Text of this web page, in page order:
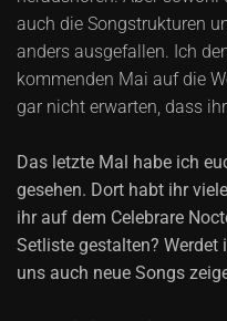
auch die Songstrukturen
anders ausgefallen. Ich
kommenden Mai auf die
gar nicht erwarten, dass
Das letzte Mal habe ich
gesehen. Dort habt ihr
ihr auf dem Celebrare
Setliste gestalten? Werdet
uns auch neue Songs